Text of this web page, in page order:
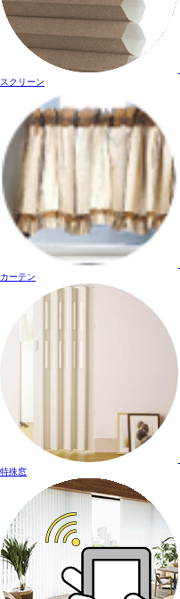
スクリーン
カーテン
特殊窓